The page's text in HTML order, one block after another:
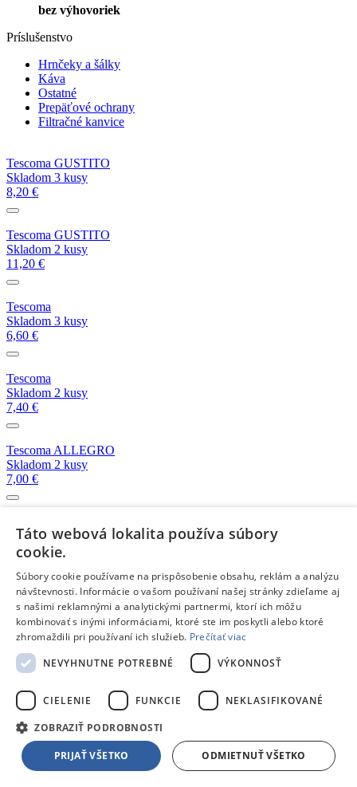
bez výhovoriek
Príslušenstvo
Hrnčeky a šálky
Káva
Ostatné
Prepäťové ochrany
Filtračné kanvice
Tescoma GUSTITO
Skladom 3 kusy
8,20 €
Tescoma GUSTITO
Skladom 2 kusy
11,20 €
Tescoma
Skladom 3 kusy
6,60 €
Tescoma
Skladom 2 kusy
7,40 €
Tescoma ALLEGRO
Skladom 2 kusy
7,00 €
Skladom 1 kus
7,00 €
Tescoma CREMA
Na objednávku
10,30 €
Tescoma CREMA
12,80 €
Tescoma CREMA
Skladom 5 a viac kusov
8,70 €
Táto webová lokalita používa súbory
cookie.
Súbory cookie používame na prispôsobenie obsahu, reklám a analýzu
návštevnosti. Informácie o vašom používaní našej stránky zdieľame aj
s našimi reklamnými a analytickými partnermi, ktorí ich môžu
kombinovať s inými informáciami, ktoré ste im poskytli alebo ktoré
zhromaždili pri používaní ich služieb. Prečítať viac
NEVYHNUTNE POTREBNÉ
VÝKONNOSŤ
CIELENIE FUNKCIE NEKLASIFIKOVANÉ
ZOBRAZIŤ PODROBNOSTI
PRIJAŤ VŠETKO ODMIETNUŤ VŠETKO